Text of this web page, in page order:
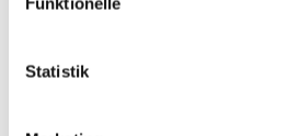
Statistik